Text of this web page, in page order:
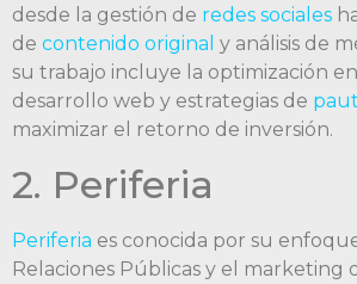
desde la gestión de redes sociales
de contenido original y análisis de
su trabajo incluye la optimización en
desarrollo web y estrategias de
maximizar el retorno de inversión.
2. Periferia
Periferia es conocida por su
Relaciones Públicas y el marketing